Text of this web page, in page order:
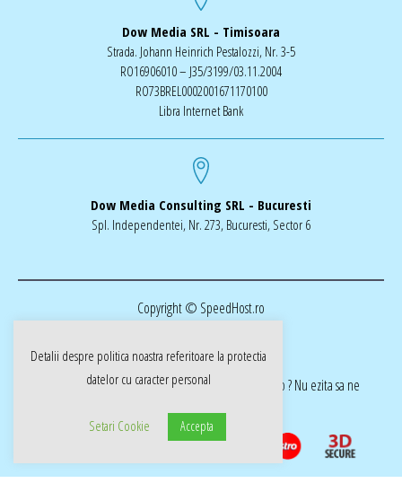
Dow Media SRL - Timisoara
Strada. Johann Heinrich Pestalozzi, Nr. 3-5
RO16906010 – J35/3199/03.11.2004
RO73BREL0002001671170100
Libra Internet Bank
Dow Media Consulting SRL - Bucuresti
Spl. Independentei, Nr. 273, Bucuresti, Sector 6
Copyright © SpeedHost.ro
realizat de Dow Media | ai nevoie de o pagina web ? Nu ezita sa ne
Detalii despre politica noastra referitoare la protectia
datelor cu caracter personal
Setari Cookie Accepta